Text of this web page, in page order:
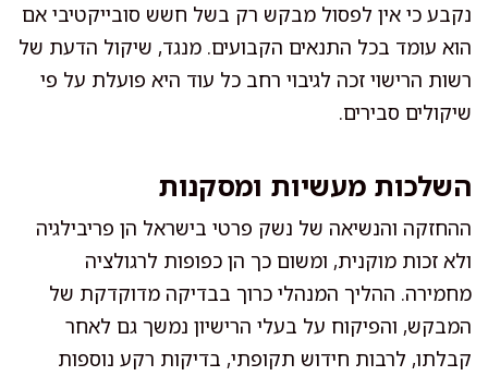
נקבע כי אין לפסול מבקש רק בשל חשש סובייקטיבי אם
הוא עומד בכל התנאים הקבועים. מנגד, שיקול הדעת של
רשות הרישוי זכה לגיבוי רחב כל עוד היא פועלת על פי
שיקולים סבירים.
השלכות מעשיות ומסקנות
ההחזקה והנשיאה של נשק פרטי בישראל הן פריבילגיה
ולא זכות מוקנית, ומשום כך הן כפופות לרגולציה
מחמירה. ההליך המנהלי כרוך בבדיקה מדוקדקת של
המבקש, והפיקוח על בעלי הרישיון נמשך גם לאחר
קבלתו, לרבות חידוש תקופתי, בדיקות רקע נוספות